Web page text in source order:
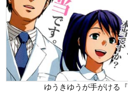
ゆうきゆうが手がける『